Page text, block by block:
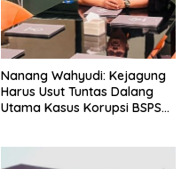
Nanang Wahyudi: Kejagung
Harus Usut Tuntas Dalang
Utama Kasus Korupsi BSPS